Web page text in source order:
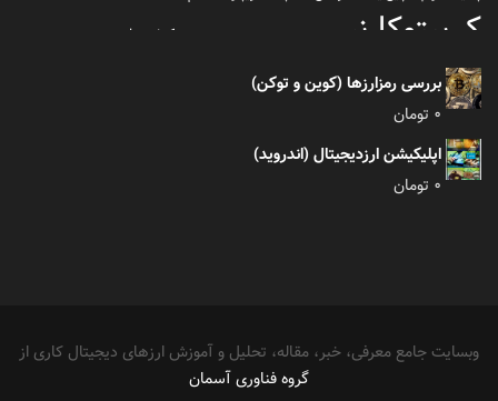
کریپتوکارنسی کیف پول
کیف پول تراست والت
بررسی رمزارزها (کوین و توکن)
0 تومان
اپلیکیشن ارزدیجیتال (اندروید)
0 تومان
وبسایت جامع معرفی، خبر، مقاله، تحلیل و آموزش ارزهای دیجیتال کاری از
گروه فناوری آسمان